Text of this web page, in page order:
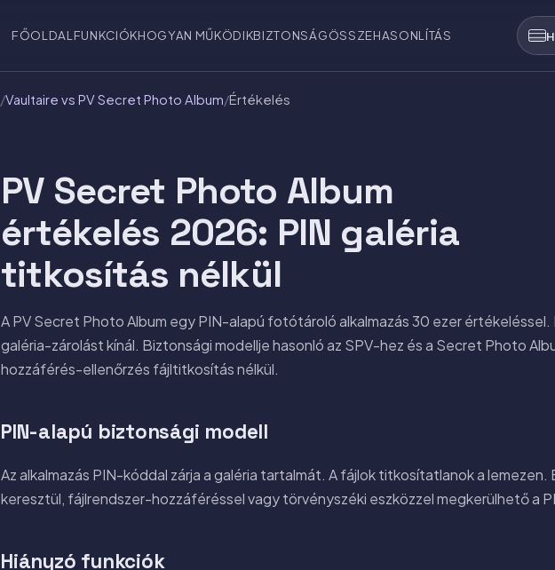
FŐOLDAL FUNKCIÓKHOGYAN MŰKÖDIKBIZTONSÁGÖSSZEHASONLÍTÁS
/Vaultaire vs PV Secret Photo Album/Értékelés
PV Secret Photo Album
értékelés 2026: PIN galéria
titkosítás nélkül
A PV Secret Photo Album egy PIN-alapú fotótároló alkalmazás 30 ezer
galéria-zárolást kínál. Biztonsági modellje hasonló az SPV-hez és a Secret Photo
hozzáférés-ellenőrzés fájltitkosítás nélkül.
PIN-alapú biztonsági modell
Az alkalmazás PIN-kóddal zárja a galéria tartalmát. A fájlok titkosítatlanok a
keresztül, fájlrendszer-hozzáféréssel vagy törvényszéki eszközzel megkerülhető a
Hiányzó funkciók